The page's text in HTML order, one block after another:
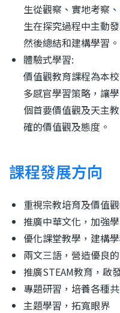
生從觀察、實地考察
生在探究過程中主動
然後總結和建構學習。
體驗式學習:
價值觀教育課程為本
多感官學習策略，讓
個首要價值觀及天主
確的價值觀及態度。
課程發展方向
重視宗教培育及價值
推廣中華文化，加強
優化課堂教學，建構
兩文三語，營造優良
推廣STEAM教育，啟
專題研習，培養各種
主題學習，拓寬眼界